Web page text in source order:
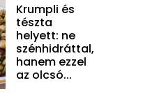
Krumpli és
tészta
helyett: ne
szénhidráttal,
hanem ezzel
az olcsó...